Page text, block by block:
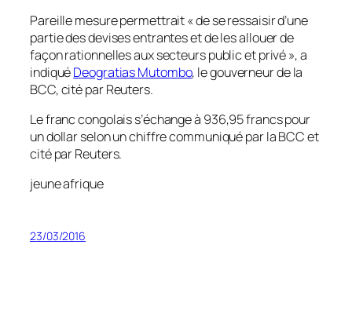
Pareille mesure permettrait « de se ressaisir d’une
partie des devises entrantes et de les allouer de
façon rationnelles aux secteurs public et privé », a
indiquéDeogratias Mutombo, le gouverneur de la
BCC, cité parReuters.
Le franc congolais s’échange à 936,95 francs pour
un dollar selon un chiffre communiqué par la BCC et
cité parReuters.
jeune afrique
23/03/2016